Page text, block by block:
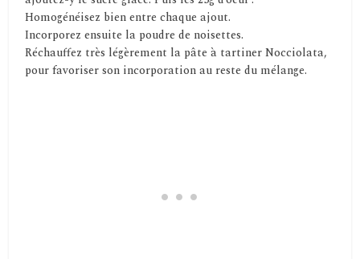
Homogénéisez bien entre chaque ajout.
Incorporez ensuite la poudre de noisettes.
Réchauffez très légèrement la pâte à tartiner Nocciolata,
pour favoriser son incorporation au reste du mélange.